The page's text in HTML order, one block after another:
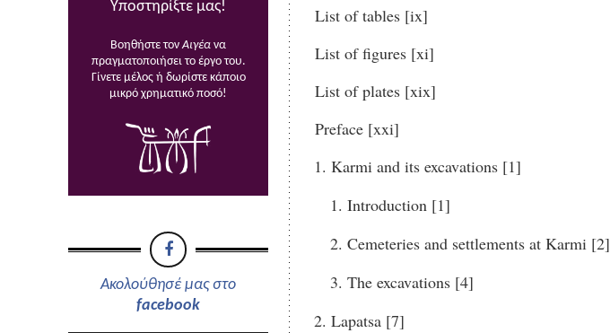
Υποστηρίξτε μας!
Βοηθήστε τονΑιγέα να
πραγματοποιήσει το έργο του.
Γίνετε μέλος ή δωρίστε κάποιο
μικρό χρηματικό ποσό!
Ακολούθησέ μας στο
facebook
List of tables [ix]
List of figures [xi]
List of plates [xix]
Preface [xxi]
Karmi and its excavations [1]
Introduction [1]
Cemeteries and settlements at Karmi [2]
The excavations [4]
Lapatsa [7]